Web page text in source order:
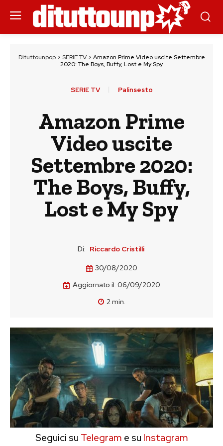
Dituttounpop> SERIE TV> Amazon Prime Video uscite Settembre
2020: The Boys, Buffy, Lost e My Spy
SERIE TV Palinsesto
Amazon Prime
Video uscite
Settembre 2020:
The Boys, Buffy,
Lost e My Spy
Di: Riccardo Cristilli
30/08/2020
Aggiornato il: 06/09/2020
2min.
Seguici su Telegram e su Instagram